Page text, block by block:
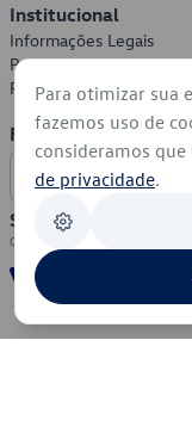
Institucional
Informações Legais
Política de Privacidade
Política de Cookies
Formas de
Segurança
Para otimizar sua
fazemos uso de
consideramos que
de privacidade.